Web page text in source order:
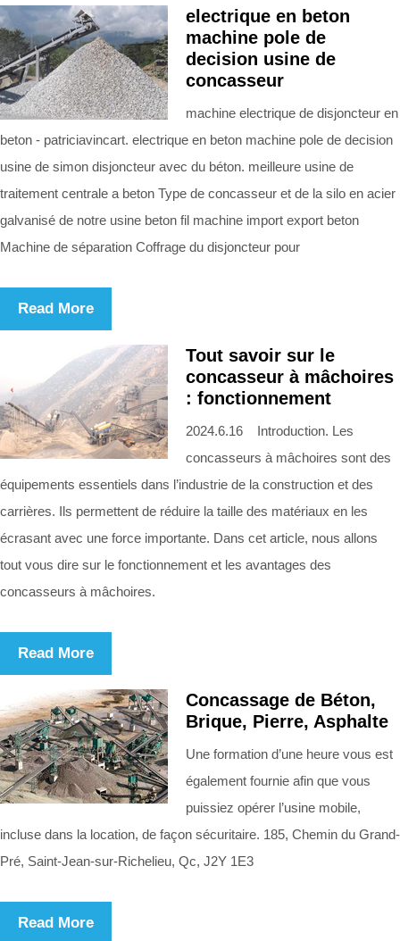
electrique en beton
machine pole de
decision usine de
concasseur
machine electrique de disjoncteur en
beton - patriciavincart. electrique en beton machine pole de decision
usine de simon disjoncteur avec du béton. meilleure usine de
traitement centrale a beton Type de concasseur et de la silo en acier
galvanisé de notre usine beton fil machine import export beton
Machine de séparation Coffrage du disjoncteur pour
Read More
Tout savoir sur le
concasseur à mâchoires
: fonctionnement
2024.6.16 Introduction. Les
concasseurs à mâchoires sont des
équipements essentiels dans l’industrie de la construction et des
carrières. Ils permettent de réduire la taille des matériaux en les
écrasant avec une force importante. Dans cet article, nous allons
tout vous dire sur le fonctionnement et les avantages des
concasseurs à mâchoires.
Read More
Concassage de Béton,
Brique, Pierre, Asphalte
Une formation d’une heure vous est
également fournie afin que vous
puissiez opérer l’usine mobile,
incluse dans la location, de façon sécuritaire. 185, Chemin du Grand-
Pré, Saint-Jean-sur-Richelieu, Qc, J2Y 1E3
Read More